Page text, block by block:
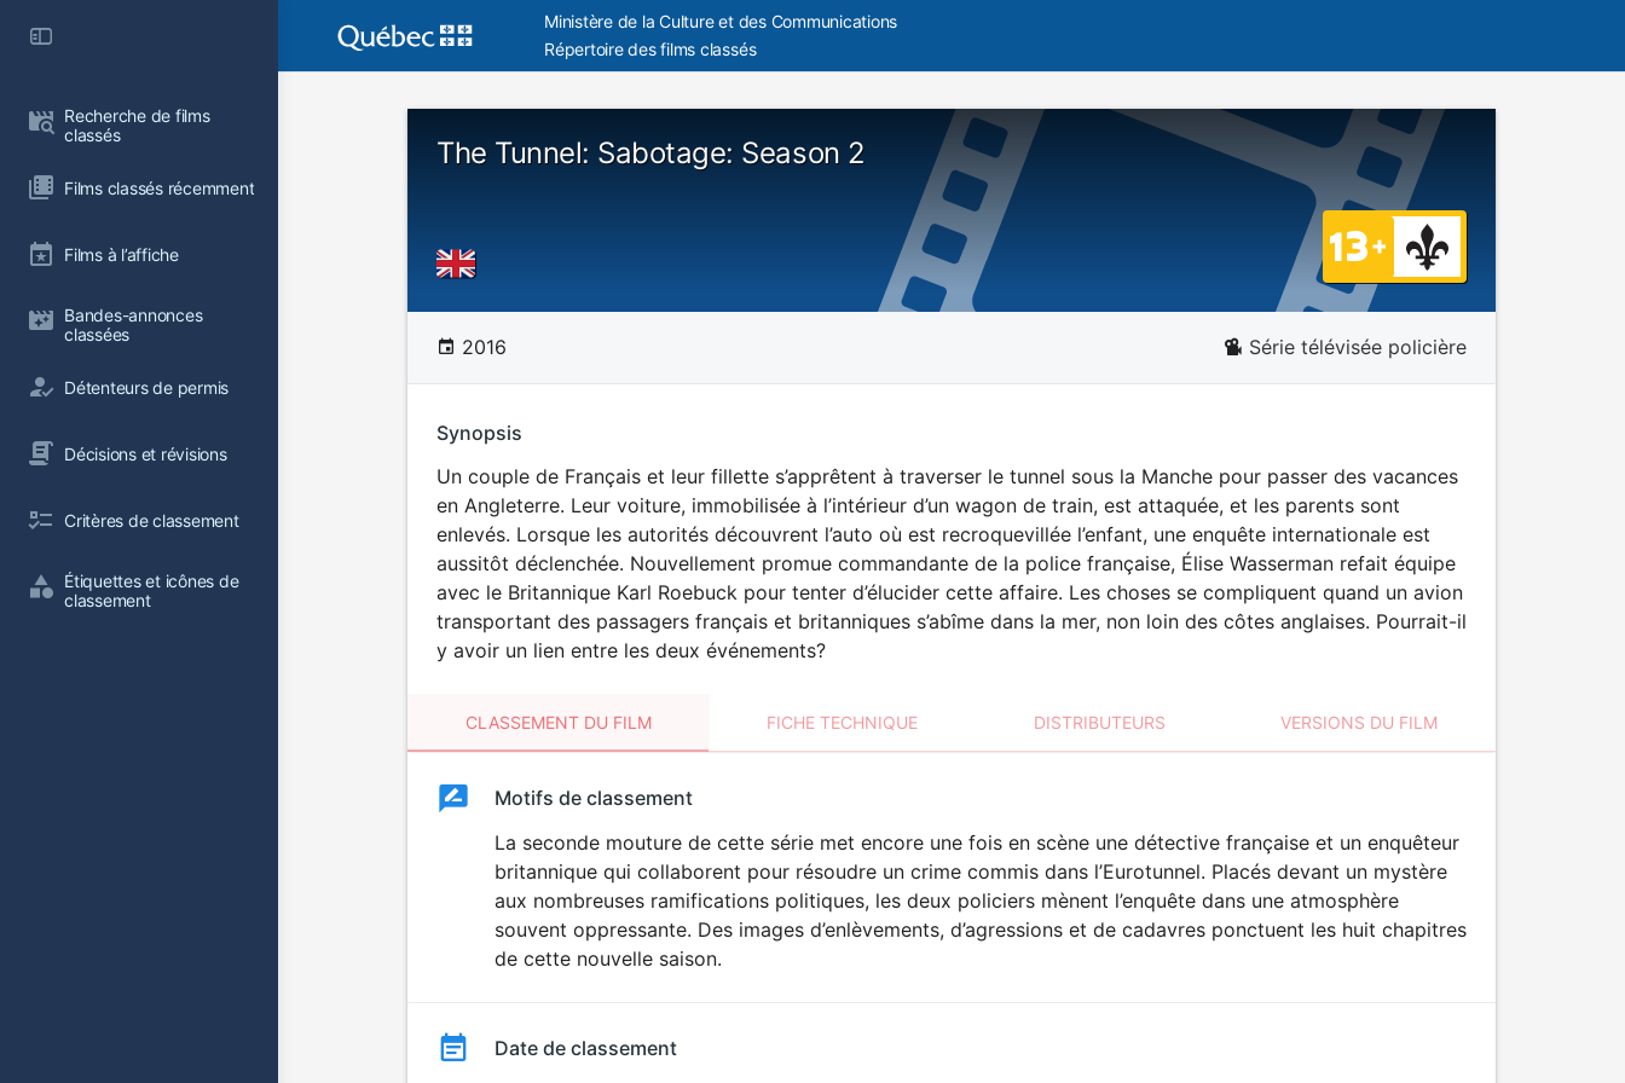
Recherche de films
classés
Films classés récemment
Films à l’affiche
Bandes-annonces
classées
Détenteurs de permis
Décisions et révisions
Critères de classement
Étiquettes et icônes de
classement
Ministère de la Culture et des Communications
Répertoire des films classés
The Tunnel: Sabotage: Season 2
2016 Série télévisée policière
Synopsis
Un couple de Français et leur fillette s’apprêtent à traverser le tunnel sous la Manche pour passer des vacances
en Angleterre. Leur voiture, immobilisée à l’intérieur d’un wagon de train, est attaquée, et les parents sont
enlevés. Lorsque les autorités découvrent l’auto où est recroquevillée l’enfant, une enquête internationale est
aussitôt déclenchée. Nouvellement promue commandante de la police française, Élise Wasserman refait équipe
avec le Britannique Karl Roebuck pour tenter d’élucider cette affaire. Les choses se compliquent quand un avion
transportant des passagers français et britanniques s’abîme dans la mer, non loin des côtes anglaises. Pourrait-il
y avoir un lien entre les deux événements?
CLASSEMENT DU FILM FICHE TECHNIQUE DISTRIBUTEURS VERSIONS DU FILM
ClassementClassement
Motifs de classement
La seconde mouture de cette série met encore une fois en scène une détective française et un enquêteur
britannique qui collaborent pour résoudre un crime commis dans l’Eurotunnel. Placés devant un mystère
aux nombreuses ramifications politiques, les deux policiers mènent l’enquête dans une atmosphère
souvent oppressante. Des images d’enlèvements, d’agressions et de cadavres ponctuent les huit chapitres
de cette nouvelle saison.
Date de classement